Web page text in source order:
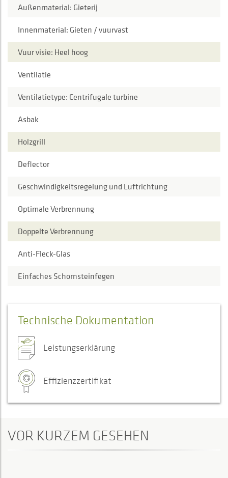
Außenmaterial: Gieterij
Innenmaterial: Gieten / vuurvast
Vuur visie: Heel hoog
Ventilatie
Ventilatietype: Centrifugale turbine
Asbak
Holzgrill
Deflector
Geschwindigkeitsregelung und Luftrichtung
Optimale Verbrennung
Doppelte Verbrennung
Anti-Fleck-Glas
Einfaches Schornsteinfegen
Technische Dokumentation
Leistungserklärung
Effizienzzertifikat
VOR KURZEM GESEHEN